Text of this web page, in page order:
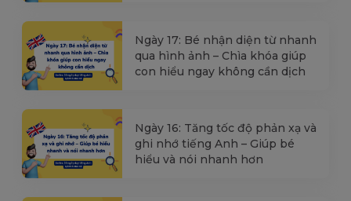
Ngày 17: Bé nhận diện từ nhanh
qua hình ảnh – Chìa khóa giúp
con hiểu ngay không cần dịch
Ngày 16: Tăng tốc độ phản xạ và
ghi nhớ tiếng Anh – Giúp bé
hiểu và nói nhanh hơn